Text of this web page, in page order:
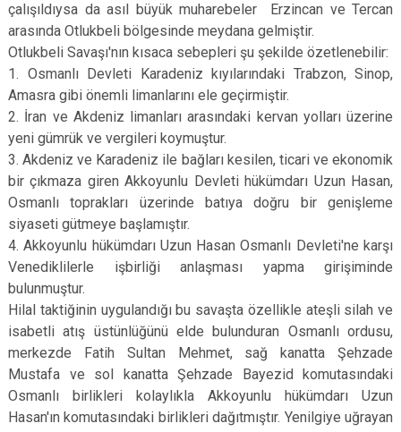
çalışıldıysa da asıl büyük muharebeler Erzincan ve Tercan
arasında Otlukbeli bölgesinde meydana gelmiştir.
Otlukbeli Savaşı'nın kısaca sebepleri şu şekilde özetlenebilir:
1. Osmanlı Devleti Karadeniz kıyılarındaki Trabzon, Sinop,
Amasra gibi önemli limanlarını ele geçirmiştir.
2. İran ve Akdeniz limanları arasındaki kervan yolları üzerine
yeni gümrük ve vergileri koymuştur.
3. Akdeniz ve Karadeniz ile bağları kesilen, ticari ve ekonomik
bir çıkmaza giren Akkoyunlu Devleti hükümdarı Uzun Hasan,
Osmanlı toprakları üzerinde batıya doğru bir genişleme
siyaseti gütmeye başlamıştır.
4. Akkoyunlu hükümdarı Uzun Hasan Osmanlı Devleti'ne karşı
Venediklilerle işbirliği anlaşması yapma girişiminde
bulunmuştur.
Hilal taktiğinin uygulandığı bu savaşta özellikle ateşli silah ve
isabetli atış üstünlüğünü elde bulunduran Osmanlı ordusu,
merkezde Fatih Sultan Mehmet, sağ kanatta Şehzade
Mustafa ve sol kanatta Şehzade Bayezid komutasındaki
Osmanlı birlikleri kolaylıkla Akkoyunlu hükümdarı Uzun
Hasan'ın komutasındaki birlikleri dağıtmıştır. Yenilgiye uğrayan